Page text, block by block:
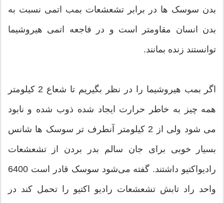
بدن سوسک ها در برابر تشعشعات بمب اتمی نسبت به
بدن انسان مقاومتر است و در فاجعه اتمی هیروشیما
توانستند زنده بمانند.
اگر بمب هیروشیما را در نظر بگیریم تا شعاع 2 کیلومتر
همه چیز به خاطر حرارت ایجاد شده ذوب شده و نابود
می شود ولی از 2 کیلومتر آنطرف تر سوسک ها شانس
بسیار خوبی برای جان سالم بدر بردن از تشعشعات
رادیواکتیو داشتند. گفته می‌شود سوسک قادر است 6400
واحد راد تابش تشعشعات رادیو اکتیو را تحمل کند در